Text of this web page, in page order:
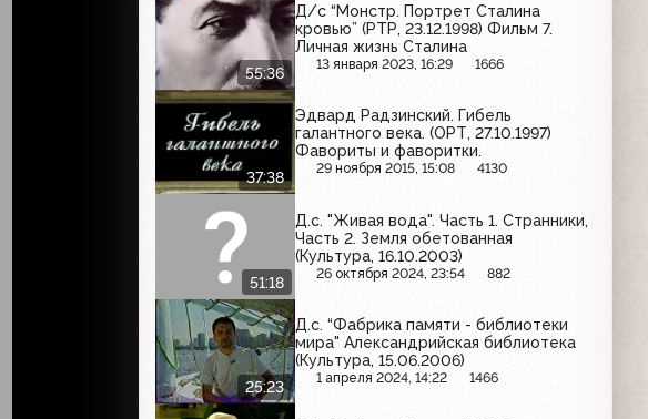
55:36
Д/с “Монстр. Портрет Сталина
кровью” (РТР, 23.12.1998) Фильм 7.
Личная жизнь Сталина
13 января 2023, 16:29 1666
37:38
Эдвард Радзинский. Гибель
галантного века. (ОРТ, 27.10.1997)
Фавориты и фаворитки.
29 ноября 2015, 15:08 4130
51:18
Д.с. "Живая вода". Часть 1. Странники,
Часть 2. Земля обетованная
(Культура, 16.10.2003)
26 октября 2024, 23:54 882
25:23
Д.с. “Фабрика памяти - библиотеки
мира" Александрийская библиотека
(Культура, 15.06.2006)
1 апреля 2024, 14:22 1466